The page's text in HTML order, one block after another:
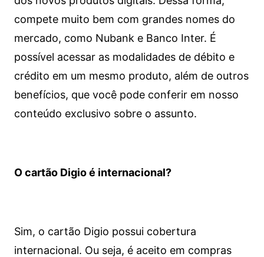
compete muito bem com grandes nomes do
mercado, como Nubank e Banco Inter. É
possível acessar as modalidades de débito e
crédito em um mesmo produto, além de outros
benefícios, que você pode conferir em nosso
conteúdo exclusivo sobre o assunto.
O cartão Digio é internacional?
Sim, o cartão Digio possui cobertura
internacional. Ou seja, é aceito em compras